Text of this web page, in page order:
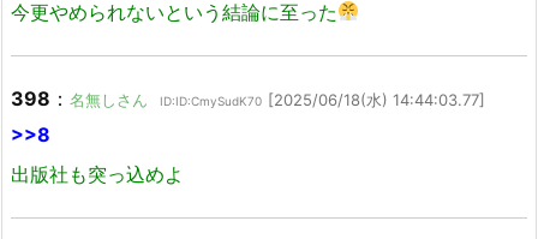
今更やめられないという結論に至った
398 ： 名無しさん ID:ID:CmySudK70 [2025/06/18(水) 14:44:03.77]
>>8
出版社も突っ込めよ